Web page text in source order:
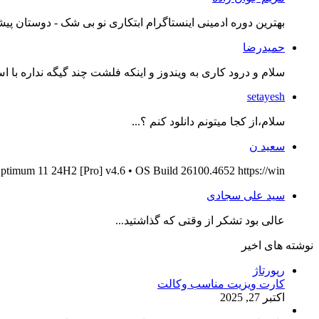
بهترین دوره ادمینی اینستاگرام ابتکاری نو بی شک - دوستان
حمیدرضا
سلام و درود کاری به ویندوز و اینکه فلشت چند گیگه نداره با
setayesh
سلام،از کجا میتونم دانلود کنم ؟...
سعید ن
11 24H2 [Pro] v4.6 • OS Build 26100.4652 https://win...
سید علی سجادی
عالی بود تشکر از وقتی که گذاشتید...
نوشته های اخیر
رپورتاژ
کارت ویزیت مناسب وکالت
اکتبر 27, 2025